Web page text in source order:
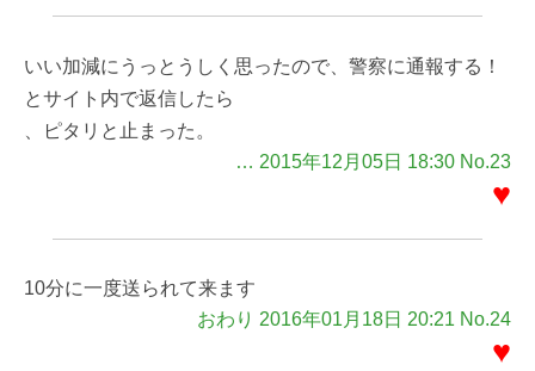
いい加減にうっとうしく思ったので、警察に通報する！
とサイト内で返信したら
、ピタリと止まった。
… 2015年12月05日 18:30 No.23
♥
10分に一度送られて来ます
おわり 2016年01月18日 20:21 No.24
♥